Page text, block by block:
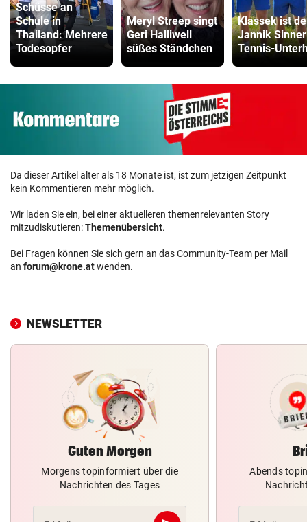
Schüsse an
Schule in
Thailand: Mehrere
Todesopfer
Meryl Streep singt
Geri Halliwell
süßes Ständchen
Klassek ist
Jannik
Tennis-
Da dieser Artikel älter als 18 Monate ist, ist zum jetzigen Zeitpunkt
kein Kommentieren mehr möglich.
Wir laden Sie ein, bei einer aktuelleren themenrelevanten Story
mitzudiskutieren:Themenübersicht.
Bei Fragen können Sie sich gern an das Community-Team per Mail
an forum@krone.atwenden.
NEWSLETTER
Guten Morgen
Morgens topinformiert über die
Nachrichten des Tages
Abends